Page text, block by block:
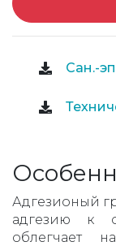
Сан.-
Адгезионый
адгезию к
облегчает